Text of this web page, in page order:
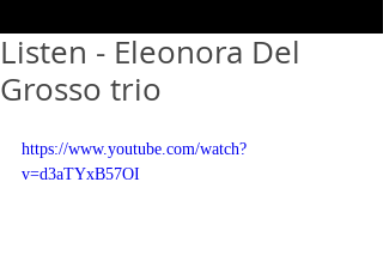
Listen - Eleonora Del
Grosso trio
https://www.youtube.com/watch?
v=d3aTYxB57OI